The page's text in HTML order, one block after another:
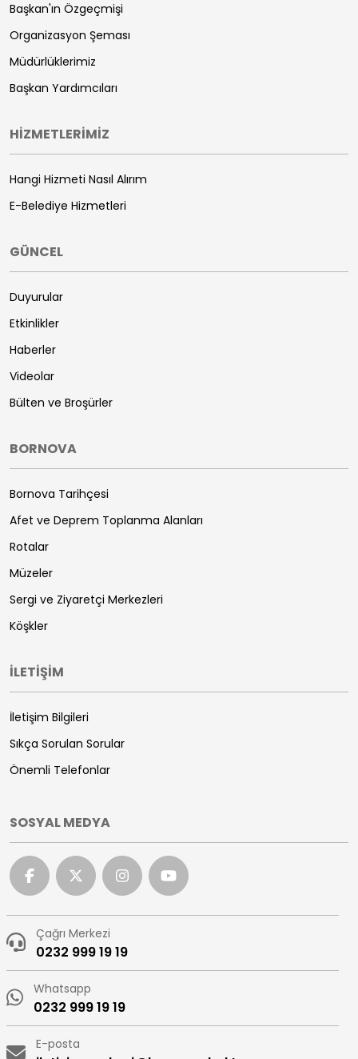
Başkan'ın Özgeçmişi
Organizasyon Şeması
Müdürlüklerimiz
Başkan Yardımcıları
HİZMETLERİMİZ
Hangi Hizmeti Nasıl Alırım
E-Belediye Hizmetleri
GÜNCEL
Duyurular
Etkinlikler
Haberler
Videolar
Bülten ve Broşürler
BORNOVA
Bornova Tarihçesi
Afet ve Deprem Toplanma Alanları
Rotalar
Müzeler
Sergi ve Ziyaretçi Merkezleri
Köşkler
İLETİŞİM
İletişim Bilgileri
Sıkça Sorulan Sorular
Önemli Telefonlar
SOSYAL MEDYA
Çağrı Merkezi
0232 999 19 19
Whatsapp
0232 999 19 19
E-posta